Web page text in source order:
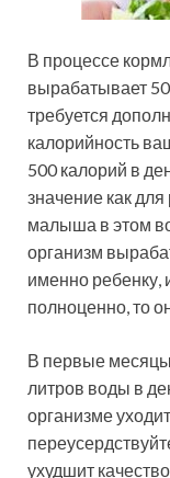
В процессе
вырабатывает
требуется
калорийность
500 калорий в
значение как
малыша в этом
организм
именно ребенку,
полноценно, то
В первые
литров воды в
организме
ухудшит